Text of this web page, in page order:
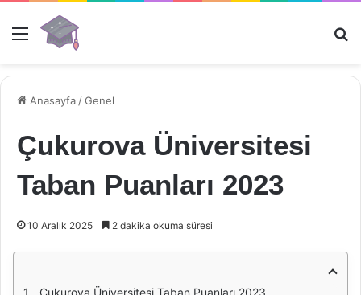
Menü
Anasayfa /Genel
Çukurova Üniversitesi
Taban Puanları 2023
10 Aralık 2025 2 dakika okuma süresi
Çukurova Üniversitesi Taban Puanları 2023